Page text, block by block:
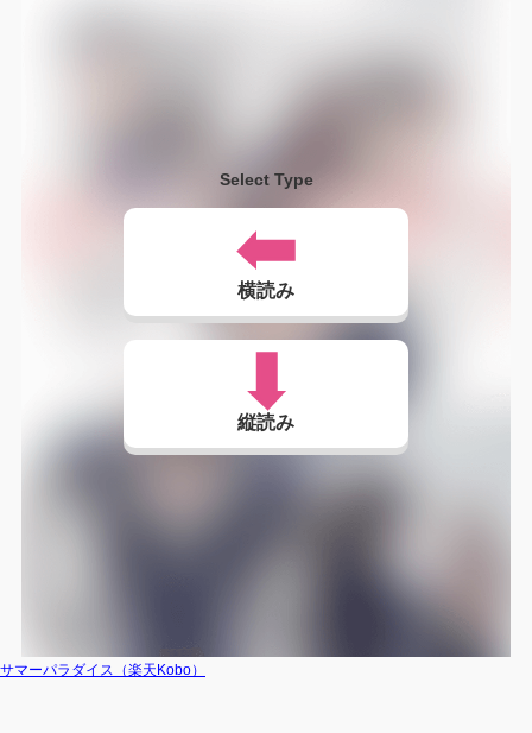
Select Type
横読み
縦読み
サマーパラダイス（楽天Kobo）